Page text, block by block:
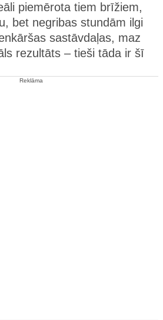
piemērota tiem brīžiem,
bet negribas stundām ilgi
sastāvdaļas, maz
rezultāts – tieši tāda ir šī
Reklāma